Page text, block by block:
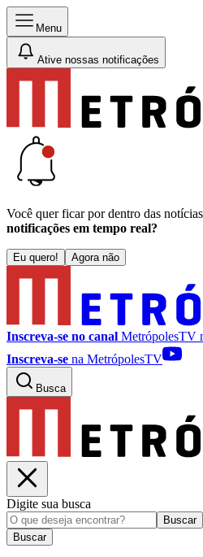
Menu
Ative nossas notificações
Você quer ficar por dentro das
notificações em tempo real?
Eu quero! Agora não
Inscreva-se no canal MetrópolesTV
Inscreva-se na MetrópolesTV
Busca
Digite sua busca
Buscar
Buscar